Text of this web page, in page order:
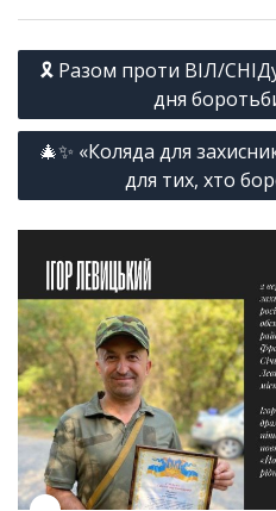
Навігація
🎗 Разом проти ВІЛ/
дня
🎄✨ «Коляда для
для тих, хто